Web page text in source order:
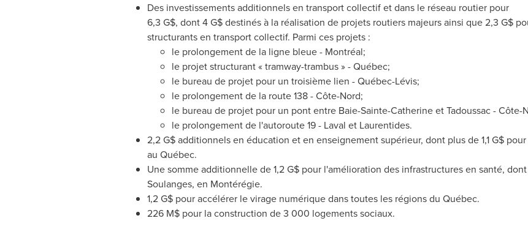
Des investissements additionnels en transport collectif et dans le réseau routier pour
6,3 G$, dont 4 G$ destinés à la réalisation de projets routiers majeurs ainsi que 2,3 G$
structurants en transport collectif. Parmi ces projets :
le prolongement de la ligne bleue - Montréal;
le projet structurant « tramway-trambus » - Québec;
le bureau de projet pour un troisième lien - Québec-Lévis;
le prolongement de la route 138 - Côte-Nord;
le bureau de projet pour un pont entre Baie-Sainte-CatherineetTadoussac- Côte-
le prolongement de l'autoroute 19 - Laval et Laurentides.
2,2 G$ additionnels en éducation et en enseignement supérieur, dont plus de 1,1 G$
au Québec.
Une somme additionnelle de 1,2 G$ pour l'amélioration des infrastructures en santé,
Soulanges, en Montérégie.
1,2 G$ pour accélérer le virage numérique dans toutes les régions du Québec.
226 M$ pour la construction de 3 000 logements sociaux.